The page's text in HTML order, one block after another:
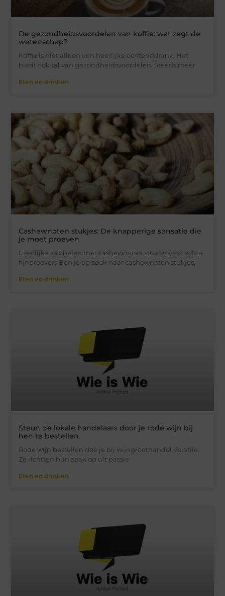
De gezondheidsvoordelen van koffie: wat zegt de
wetenschap?
Koffie is niet alleen een heerlijke ochtenddrank. Het
biedt ook tal van gezondheidsvoordelen. Steeds meer
Eten en drinken
Cashewnoten stukjes: De knapperige sensatie die
je moet proeven
Heerlijke kabbelen met cashewnoten stukjes voor echte
fijnproevers Ben je op zoek naar cashewnoten stukjes,
Eten en drinken
Steun de lokale handelaars door je rode wijn bij
hen te bestellen
Rode wijn bestellen doe je bij wijngroothandel Volatile.
Ze richtten hun zaak op uit passie
Eten en drinken